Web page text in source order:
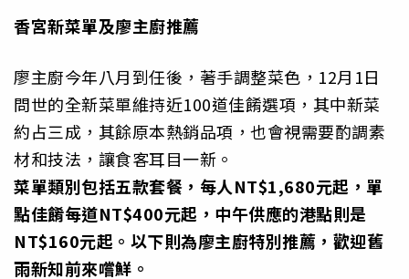
香宮新菜單及廖主廚推薦
廖主廚今年八月到任後，著手調整菜色，12月1日
問世的全新菜單維持近100道佳餚選項，其中新菜
約占三成，其餘原本熱銷品項，也會視需要酌調素
材和技法，讓食客耳目一新。
菜單類別包括五款套餐，每人NT$1,680元起，單
點佳餚每道NT$400元起，中午供應的港點則是
NT$160元起。以下則為廖主廚特別推薦，歡迎舊
雨新知前來嚐鮮。